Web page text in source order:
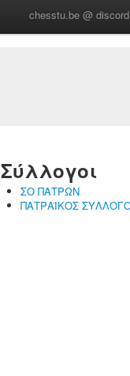
chesstu.be @ discord
Σύλλογοι
ΣΟ ΠΑΤΡΩΝ
ΠΑΤΡΑΪΚΟΣ